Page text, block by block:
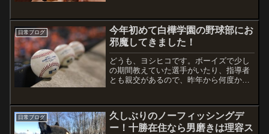
段なにげなく思ってることが沢山あるか
ら、アルコールが入ると余...
日常ブログ
今年初めて白樺学園の野球部にお
邪魔してきました！
どうも、ヨシヒコです。ボーイズで少し
の期間教えていた選手がいたり、指導者
とも親交があるので、昨年から何度か、
夏を思わせる陽気でした。昨年の審判お
手伝いは、作戦北北海道大会...
日常ブログ
久しぶりのノーフィッシングデ
ー！十勝在住なら男磨きは理容ス